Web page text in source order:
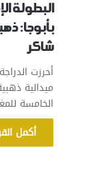
البطولة
بأبوجا:
شاكر
أحرزت
ميدالية
الخامسة
أكمل